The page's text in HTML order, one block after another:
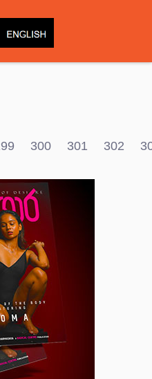
300 301 302